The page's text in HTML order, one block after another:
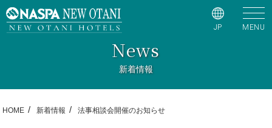
JP MENU
News
新着情報
HOME 新着情報 法事相談会開催のお知らせ